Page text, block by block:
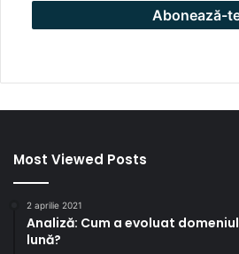
Most Viewed Posts
2 aprilie 2021
Analiză: Cum a evoluat
lună?